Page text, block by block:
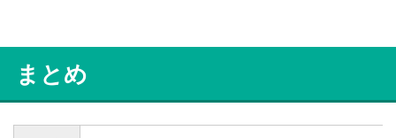
まとめ